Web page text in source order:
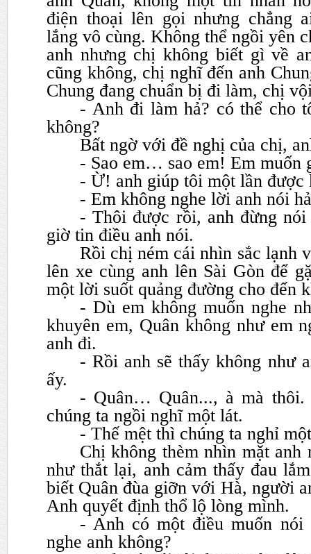
điện thoại lên gọi nhưng chẳng
lắng vô cùng. Không thể ngồi yên
anh nhưng chị không biết gì về
cũng không, chị nghĩ đến anh
Chung đang chuẩn bị đi làm, chị
- Anh đi làm hả? có thể cho
không?
Bất ngờ với đề nghị của chị,
- Sao em… sao em! Em muốn
- Ừ! anh giúp tôi một lần được
- Em không nghe lời anh nói
- Thôi được rồi, anh đừng
giờ tin điều anh nói.
Rồi chị ném cái nhìn sắc lạnh
lên xe cùng anh lên Sài Gòn để
một lời suốt quảng đường cho đến
- Dù em không muốn nghe
khuyên em, Quân không như em
anh đi.
- Rồi anh sẽ thấy không như
ấy.
- Quân… Quân..., à mà thôi.
chúng ta ngồi nghĩ một lát.
- Thế mệt thì chúng ta nghỉ
Chị không thèm nhìn mặt anh
như thắt lại, anh cảm thấy đau
biết Quân đùa giỡn với Hà, người
Anh quyết định thổ lộ lòng mình.
- Anh có một điều muốn
nghe anh không?